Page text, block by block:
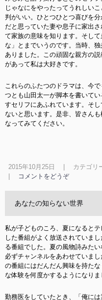
じゃなにをやったってうれしい
判がいい。ひとつひとつ喜びを
だと思っていた妻や息子に家出
て家族の意味を知ります。そし
な」とまでいうのです。当時、
ありました。この頑固な親方の
があって私は大好きです。
これらのふたつのドラマは、今
つとも山田太一が脚本を書いて
すセリフにあふれています。そ
ないと思います。是非、皆さん
なってみてください。
2015年10月25日 カテゴリ
コメントをどうぞ
あなたの知らない世界
私が子どものころ、夏になると
した番組がよく放送されていま
る番組でした。夏の風物詩みた
必ずチャンネルをあわせていま
の番組にはだんだん興味を持た
な体験を何度かするようになりま
勤務医をしていたとき、「俺に